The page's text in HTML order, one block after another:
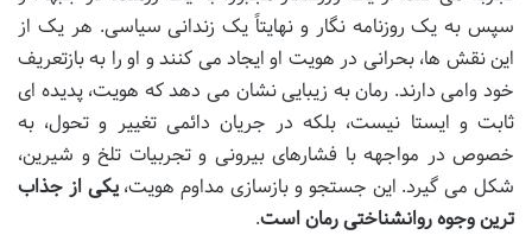
سپس به یک روزنامه نگار و نهایتاً یک زندانی سیاسی. هر یک از
این نقش ها، بحرانی در هویت او ایجاد می کنند و او را به بازتعریف
خود وامی دارند. رمان به زیبایی نشان می دهد که هویت، پدیده ای
ثابت و ایستا نیست، بلکه در جریان دائمی تغییر و تحول، به
خصوص در مواجهه با فشارهای بیرونی و تجربیات تلخ و شیرین،
شکل می گیرد. این جستجو و بازسازی مداوم هویت،یکی از جذاب
ترین وجوه روانشناختی رمان است.